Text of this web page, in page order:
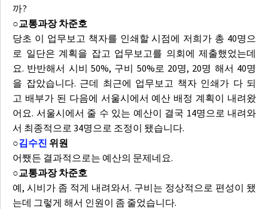
까?
○교통과장 차준호
당초 이 업무보고 책자를 인쇄할 시점에 저희가 총 40명으
로 일단은 계획을 잡고 업무보고를 의회에 제출했었는데
요. 반반해서 시비 50%, 구비 50%로 20명, 20명 해서 40명
을 잡았습니다. 근데 최근에 업무보고 책자 인쇄가 다 되
고 배부가 된 다음에 서울시에서 예산 배정 계획이 내려왔
어요. 서울시에서 줄 수 있는 예산이 결국 14명으로 내려와
서 최종적으로 34명으로 조정이 됐습니다.
○김수진 위원
어쨌든 결과적으로는 예산의 문제네요.
○교통과장 차준호
예, 시비가 좀 적게 내려와서. 구비는 정상적으로 편성이 됐
는데 그렇게 해서 인원이 좀 줄었습니다.